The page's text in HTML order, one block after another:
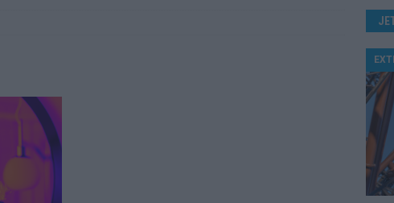
mit Mozart-Eröffnung, Eurovision-Allstars und Parov Stelar als Interval
große Finale-Check – alle 25 Acts und ihre Siegchancen
Wie der ESC in 70 Jahren sein Abstimmungssystem immer wieder